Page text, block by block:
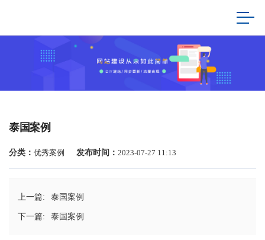
泰国案例
分类： 优秀案例 发布时间： 2023-07-27 11:13
上一篇: 泰国案例
下一篇: 泰国案例